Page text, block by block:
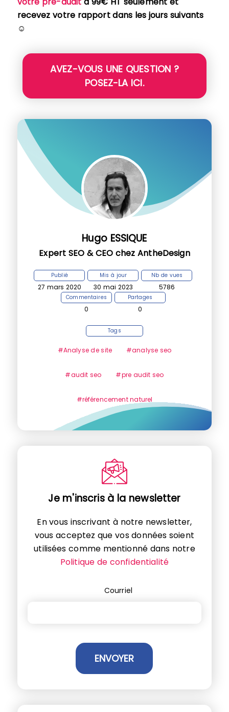
recevez votre rapport dans les jours suivants
☺
AVEZ-VOUS UNE QUESTION ?
POSEZ-LA ICI.
Hugo ESSIQUE
Expert SEO & CEO chez AntheDesign
Publié
27 mars 2020
Mis à jour
30 mai 2023
Nb de vues
5786
Commentaires
0
Partages
0
Tags
#Analyse de site #analyse seo
#audit seo #pre audit seo
#référencement naturel
Je m'inscris à la newsletter
En vous inscrivant à notre newsletter,
vous acceptez que vos données soient
utilisées comme mentionné dans notre
Politique de confidentialité
Courriel